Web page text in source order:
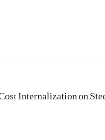
Internalization on